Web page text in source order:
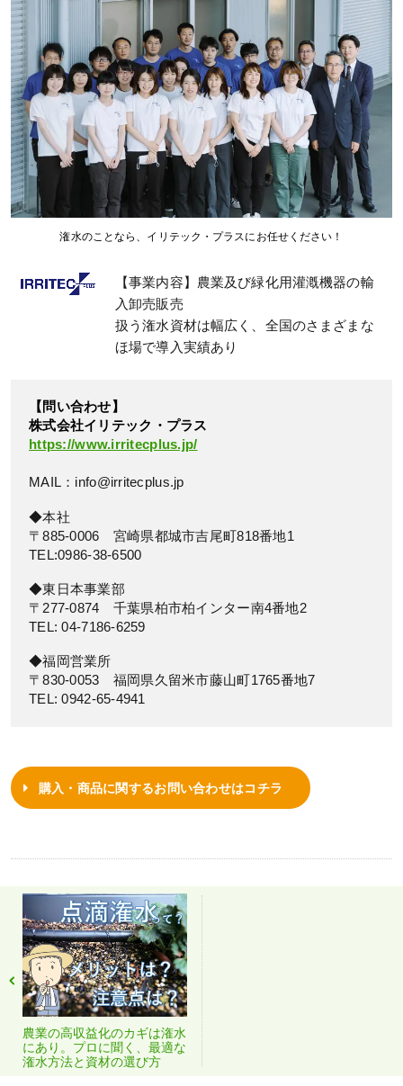
潅水のことなら、イリテック・プラスにお任せください！
【事業内容】農業及び緑化用灌漑機器の輸
入卸売販売
扱う潅水資材は幅広く、全国のさまざまな
ほ場で導入実績あり
【問い合わせ】
株式会社イリテック・プラス
https://www.irritecplus.jp/
MAIL：info@irritecplus.jp
◆本社
〒885-0006 宮崎県都城市吉尾町818番地1
TEL:0986-38-6500
◆東日本事業部
〒277-0874 千葉県柏市柏インター南4番地2
TEL: 04-7186-6259
◆福岡営業所
〒830-0053 福岡県久留米市藤山町1765番地7
TEL: 0942-65-4941
購入・商品に関するお問い合わせはコチラ
農業の高収益化のカギは潅水
にあり。プロに聞く、最適な
潅水方法と資材の選び方